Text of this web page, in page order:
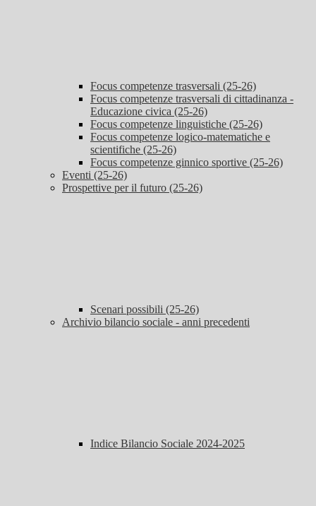
Focus competenze trasversali (25-26)
Focus competenze trasversali di cittadinanza -
Educazione civica (25-26)
Focus competenze linguistiche (25-26)
Focus competenze logico-matematiche e
scientifiche (25-26)
Focus competenze ginnico sportive (25-26)
Eventi (25-26)
Prospettive per il futuro (25-26)
Scenari possibili (25-26)
Archivio bilancio sociale - anni precedenti
Indice Bilancio Sociale 2024-2025